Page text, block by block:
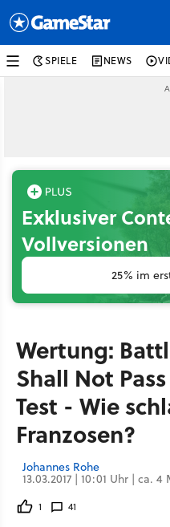
SPIELE NEWS
Exklusiver
Vollversionen
25% im
Wertung:
Shall Not
Test - Wie
Franzosen?
Johannes Rohe
13.03.2017 | 10:01 Uhr | ca.
1 41